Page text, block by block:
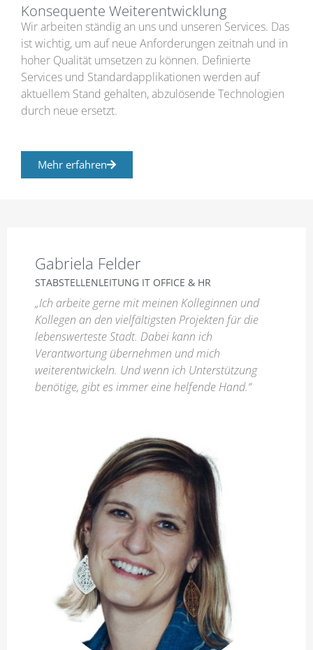
Konsequente Weiterentwicklung
Wir arbeiten ständig an uns und unseren Services. Das
ist wichtig, um auf neue Anforderungen zeitnah und in
hoher Qualität umsetzen zu können. Definierte
Services und Standardapplikationen werden auf
aktuellem Stand gehalten, abzulösende Technologien
durch neue ersetzt.
Mehr erfahren
Gabriela Felder
STABSTELLENLEITUNG IT OFFICE & HR
„Ich arbeite gerne mit meinen Kolleginnen und
Kollegen an den vielfältigsten Projekten für die
lebenswerteste Stadt. Dabei kann ich
Verantwortung übernehmen und mich
weiterentwickeln. Und wenn ich Unterstützung
benötige, gibt es immer eine helfende Hand.“